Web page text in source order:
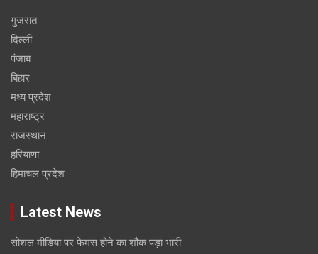
गुजरात
दिल्ली
पंजाब
बिहार
मध्य प्रदेश
महाराष्ट्र
राजस्थान
हरियाणा
हिमाचल प्रदेश
Latest News
सोशल मीडिया पर फेमस होने का शौक पड़ा भारी